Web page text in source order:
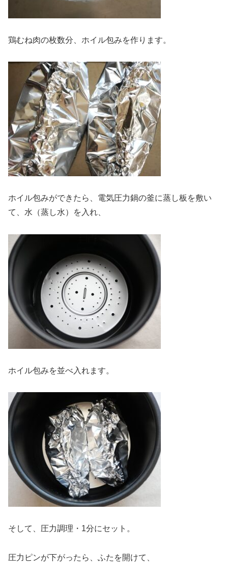
鶏むね肉の枚数分、ホイル包みを作ります。
ホイル包みができたら、電気圧力鍋の釜に蒸し板を敷い
て、水（蒸し水）を入れ、
ホイル包みを並べ入れます。
そして、圧力調理・1分にセット。
圧力ピンが下がったら、ふたを開けて、